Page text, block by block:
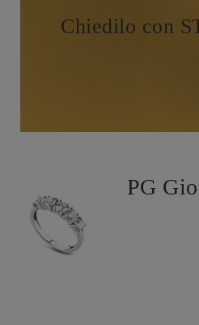
Chiedilo con
PG